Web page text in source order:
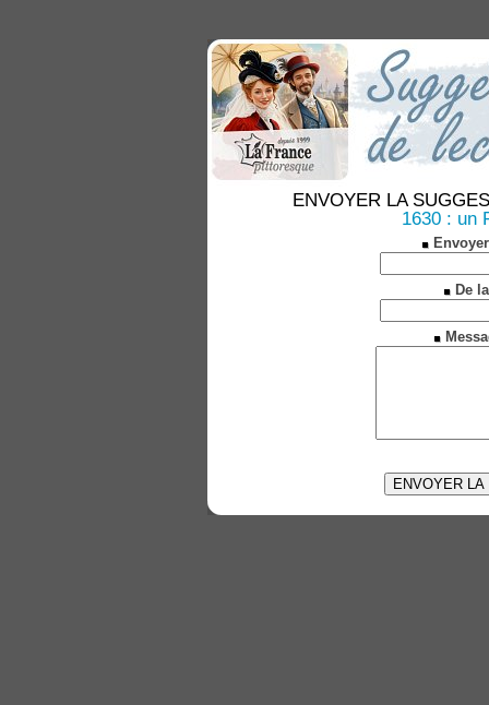
ENVOYER LA
1630 : un
De